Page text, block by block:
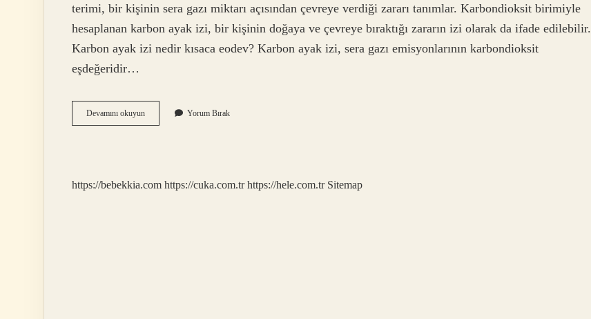
terimi, bir kişinin sera gazı miktarı açısından çevreye verdiği zararı tanımlar. Karbondioksit birimiyle
hesaplanan karbon ayak izi, bir kişinin doğaya ve çevreye bıraktığı zararın izi olarak da ifade edilebilir.
Karbon ayak izi nedir kısaca eodev? Karbon ayak izi, sera gazı emisyonlarının karbondioksit
eşdeğeridir…
Devamını okuyunKarbon
Ayak
Yorum Bırak
https://bebekkia.com https://cuka.com.tr https://hele.com.tr Sitemap